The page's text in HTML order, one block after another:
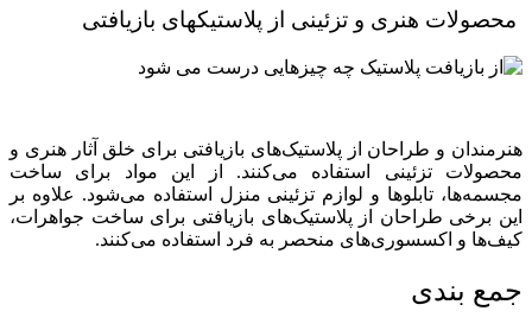
محصولات هنری و تزئینی از پلاستیکهای بازیافتی
هنرمندان و طراحان از پلاستیک‌های بازیافتی برای خلق آثار هنری و
محصولات تزئینی استفاده می‌کنند. از این مواد برای ساخت
مجسمه‌ها، تابلوها و لوازم تزئینی منزل استفاده می‌شود. علاوه بر
این برخی طراحان از پلاستیک‌های بازیافتی برای ساخت جواهرات،
کیف‌ها و اکسسوری‌های منحصر به فرد استفاده می‌کنند.
جمع بندی